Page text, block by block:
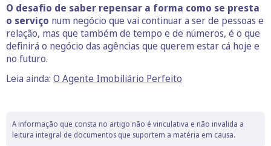
O desafio de saber repensar a forma como se presta
o serviço num negócio que vai continuar a ser de pessoas e
relação, mas que também de tempo e de números, é o que
definirá o negócio das agências que querem estar cá hoje e
no futuro.
Leia ainda: O Agente Imobiliário Perfeito
A informação que consta no artigo não é vinculativa e não invalida a
leitura integral de documentos que suportem a matéria em causa.